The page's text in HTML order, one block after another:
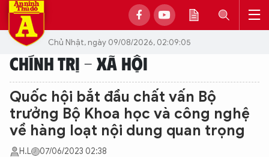
Chủ Nhật, ngày 09/08/2026, 02:09:05
CHÍNH TRỊ - XÃ HỘI
Quốc hội bắt đầu chất vấn Bộ
trưởng Bộ Khoa học và công nghệ
về hàng loạt nội dung quan trọng
H.L 07/06/2023 02:38